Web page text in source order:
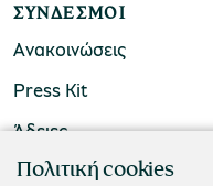
ΣΎΝΔΕΣΜΟΙ
Ανακοινώσεις
Press Kit
Άδειες
ΠΟΛΙΤΙΣΤΙΚΟ
Πολιτική cookies